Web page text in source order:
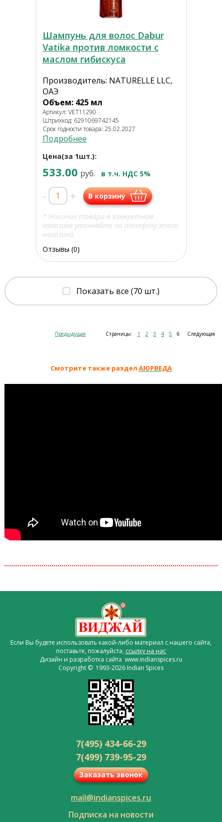
Шампунь для волос Dabur
Vatika против ломкости с
маслом гибискуса
Производитель: NATURELLE LLC,
ОАЭ
Объем: 425 мл
Артикул: VET11290
Штрихкод: 6291069742145
Срок годности товара: 25.02.2027
Подробнее
Цена(за 1шт.):
533.00 руб. в т.ч. НДС 5%
- + В корзину
* Наличие товара в конкретном
магазине уточняйте по телефону этого
магазина.
Отзывы (0)
Показать все (70 шт.)
Предыдущая Страницы: 1 2 3 4 5 6 Следующая
Смотрите также раздел АЮРВЕДА
Если Вы будете использовать какой-либо материал с нашего сайта,
поставьте, пожалуйста, ссылку на нас
Дизайн и разработка сайта www.indianspices.ru
Copyright © 1993-2026 Indian Spices
7(495) 434-66-29
7(499) 739-95-29
Заказать звонок
mail@indianspices.ru
Подписка на новости